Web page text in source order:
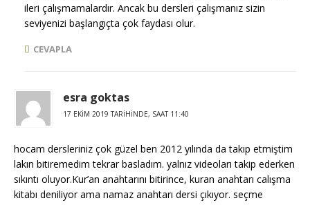
ileri çalışmamalardır. Ancak bu dersleri çalışmanız sizin
seviyenizi başlangıçta çok faydası olur.
CEVAPLA
esra goktas
17 EKIM 2019 TARIHINDE, SAAT 11:40
hocam dersleriniz çok güzel ben 2012 yılında da takıp etmiştim
lakın bitiremedim tekrar basladım. yalnız videoları takip ederken
sıkıntı oluyor.Kur’an anahtarını bitirince, kuran anahtarı calışma
kitabı deniliyor ama namaz anahtarı dersi çıkıyor. seçme